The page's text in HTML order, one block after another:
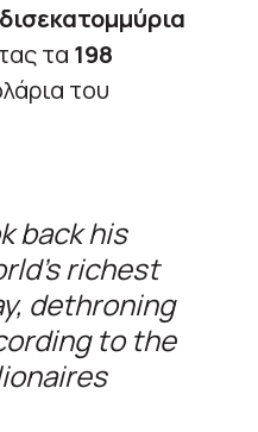
τα 198
του
back his
richest
dethroning
to the